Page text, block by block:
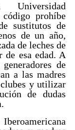
prohíbe
sustitutos de
de un año,
de leches de
esa edad. A
de
a las madres
y utilizar
de dudas